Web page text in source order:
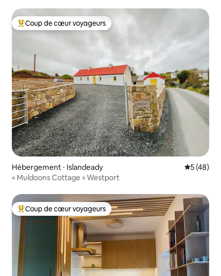
Coups de cœur voyageurs les plus appréciés
Coup de cœur voyageurs
Hébergement ⋅ Islandeady
5 (48)
« Muldoons Cottage » Westport
Coups de cœur voyageurs les plus appréciés
Coup de cœur voyageurs